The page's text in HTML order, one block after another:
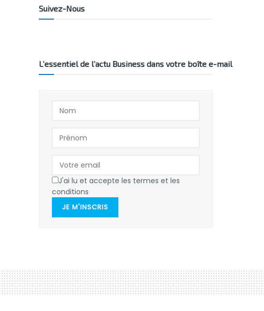
Suivez-Nous
L’essentiel de l’actu Business dans votre boîte e-mail
J'ai lu et accepte les termes et les
conditions
JE M'INSCRIS